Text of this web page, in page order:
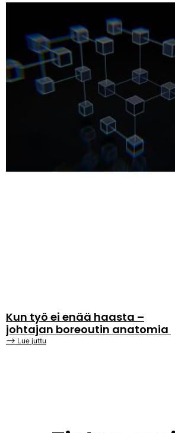
Kun työ ei enää haasta –
johtajan boreoutin anatomia
⟶ Lue juttu